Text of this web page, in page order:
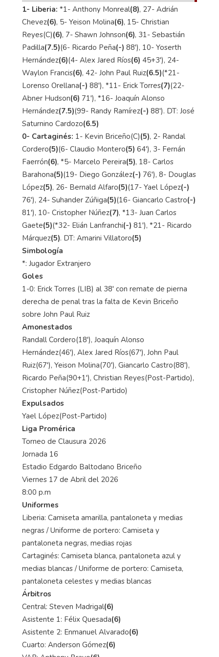
1- Liberia: *1- Anthony Monreal(8), 27- Adrián
Chevez(6), 5- Yeison Molina(6), 15- Christian
Reyes(C)(6), 7- Shawn Johnson(6), 31- Sebastián
Padilla(7.5)(6- Ricardo Peña(-) 88'), 10- Yoserth
Hernández(6)(4- Alex Jared Ríos(6) 45+3'), 24-
Waylon Francis(6), 42- John Paul Ruiz(6.5)(*21-
Lorenso Orellana(-) 88'), *11- Erick Torres(7)(22-
Abner Hudson(6) 71'), *16- Joaquín Alonso
Hernández(7.5)(99- Randy Ramírez(-) 88'). DT: José
Saturnino Cardozo(6.5)
0- Cartaginés: 1- Kevin Briceño(C)(5), 2- Randal
Cordero(5)(6- Claudio Montero(5) 64'), 3- Fernán
Faerrón(6), *5- Marcelo Pereira(5), 18- Carlos
Barahona(5)(19- Diego González(-) 76'), 8- Douglas
López(5), 26- Bernald Alfaro(5)(17- Yael López(-)
76'), 24- Suhander Zúñiga(5)(16- Giancarlo Castro(-)
81'), 10- Cristopher Núñez(7), *13- Juan Carlos
Gaete(5)(*32- Elián Lanfranchi(-) 81'), *21- Ricardo
Márquez(5). DT: Amarini Villatoro(5)
Simbología
*: Jugador Extranjero
Goles
1-0: Erick Torres (LIB) al 38' con remate de pierna
derecha de penal tras la falta de Kevin Briceño
sobre John Paul Ruiz
Amonestados
Randall Cordero(18'), Joaquín Alonso
Hernández(46'), Alex Jared Ríos(67'), John Paul
Ruiz(67'), Yeison Molina(70'), Giancarlo Castro(88'),
Ricardo Peña(90+1'), Christian Reyes(Post-Partido),
Cristopher Núñez(Post-Partido)
Expulsados
Yael López(Post-Partido)
Liga Promérica
Torneo de Clausura 2026
Jornada 16
Estadio Edgardo Baltodano Briceño
Viernes 17 de Abril del 2026
8:00 p.m
Uniformes
Liberia: Camiseta amarilla, pantaloneta y medias
negras / Uniforme de portero: Camiseta y
pantaloneta negras, medias rojas
Cartaginés: Camiseta blanca, pantaloneta azul y
medias blancas / Uniforme de portero: Camiseta,
pantaloneta celestes y medias blancas
Árbitros
Central: Steven Madrigal(6)
Asistente 1: Félix Quesada(6)
Asistente 2: Enmanuel Alvarado(6)
Cuarto: Anderson Gómez(6)